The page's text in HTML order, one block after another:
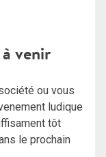
venir
ou vous
ludique
tôt
le prochain